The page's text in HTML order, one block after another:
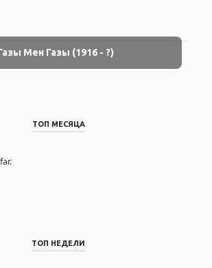
Мен Газы (1916 - ?)
ТОП МЕСЯЦА
ТОП НЕДЕЛИ